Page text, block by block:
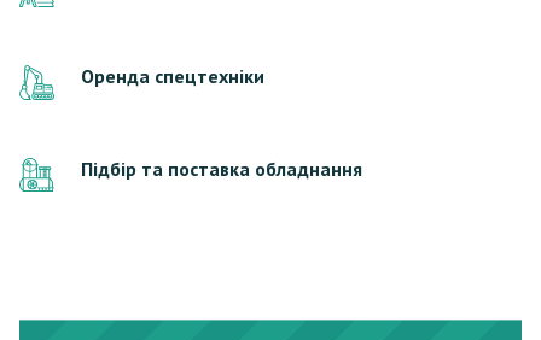
Оренда спецтехніки
Підбір та поставка обладнання